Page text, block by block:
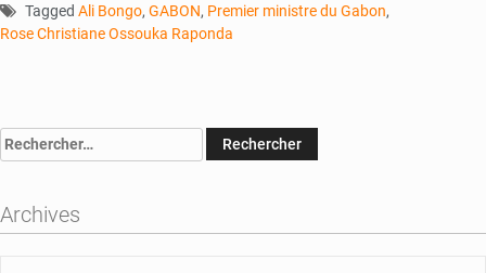
Tagged Ali Bongo, GABON, Premier ministre du Gabon,
Rose Christiane Ossouka Raponda
Rechercher :
Archives